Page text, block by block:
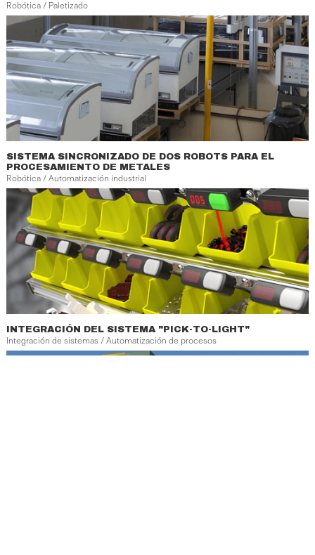
Robótica / Paletizado
SISTEMA SINCRONIZADO DE DOS ROBOTS PARA EL
PROCESAMIENTO DE METALES
Robótica / Automatización industrial
INTEGRACIÓN DEL SISTEMA "PICK-TO-LIGHT"
Integración de sistemas / Automatización de procesos